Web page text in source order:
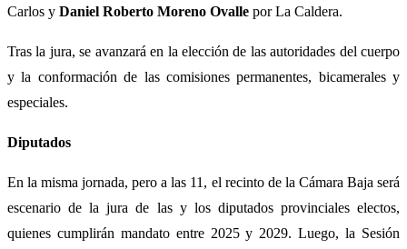
Carlos y Daniel Roberto Moreno Ovalle por La Caldera.
Tras la jura, se avanzará en la elección de las autoridades del cuerpo
y la conformación de las comisiones permanentes, bicamerales y
especiales.
Diputados
En la misma jornada, pero a las 11, el recinto de la Cámara Baja será
escenario de la jura de las y los diputados provinciales electos,
quienes cumplirán mandato entre 2025 y 2029. Luego, la Sesión